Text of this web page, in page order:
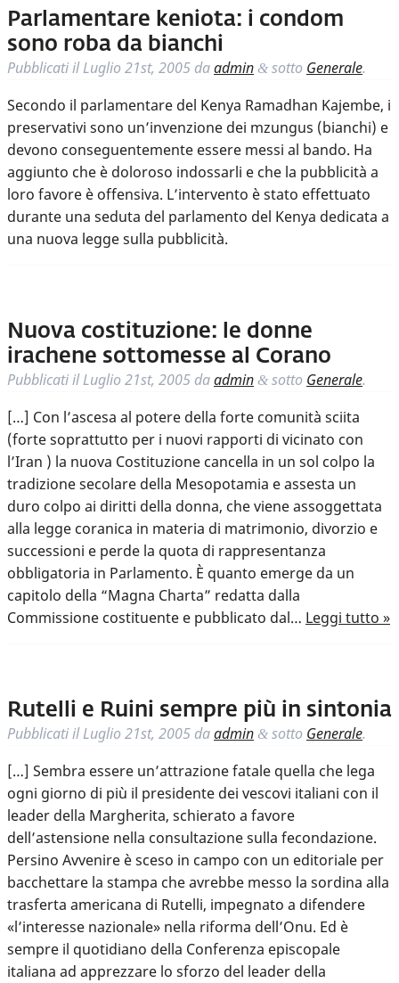
Parlamentare keniota: i condom
sono roba da bianchi
Pubblicati ilLuglio 21st, 2005 daadmin & sotto Generale.
Secondo il parlamentare del Kenya Ramadhan Kajembe, i
preservativi sono un’invenzione dei mzungus (bianchi) e
devono conseguentemente essere messi al bando. Ha
aggiunto che è doloroso indossarli e che la pubblicità a
loro favore è offensiva. L’intervento è stato effettuato
durante una seduta del parlamento del Kenya dedicata a
una nuova legge sulla pubblicità.
Nuova costituzione: le donne
irachene sottomesse al Corano
Pubblicati ilLuglio 21st, 2005 daadmin & sotto Generale.
[…] Con l’ascesa al potere della forte comunità sciita
(forte soprattutto per i nuovi rapporti di vicinato con
l’Iran ) la nuova Costituzione cancella in un sol colpo la
tradizione secolare della Mesopotamia e assesta un
duro colpo ai diritti della donna, che viene assoggettata
alla legge coranica in materia di matrimonio, divorzio e
successioni e perde la quota di rappresentanza
obbligatoria in Parlamento. È quanto emerge da un
capitolo della “Magna Charta” redatta dalla
Commissione costituente e pubblicato dal… Leggi tutto »
Rutelli e Ruini sempre più in sintonia
Pubblicati ilLuglio 21st, 2005 daadmin & sotto Generale.
[…] Sembra essere un’attrazione fatale quella che lega
ogni giorno di più il presidente dei vescovi italiani con il
leader della Margherita, schierato a favore
dell’astensione nella consultazione sulla fecondazione.
Persino Avvenire è sceso in campo con un editoriale per
bacchettare la stampa che avrebbe messo la sordina alla
trasferta americana di Rutelli, impegnato a difendere
«l’interesse nazionale» nella riforma dell’Onu. Ed è
sempre il quotidiano della Conferenza episcopale
italiana ad apprezzare lo sforzo del leader della